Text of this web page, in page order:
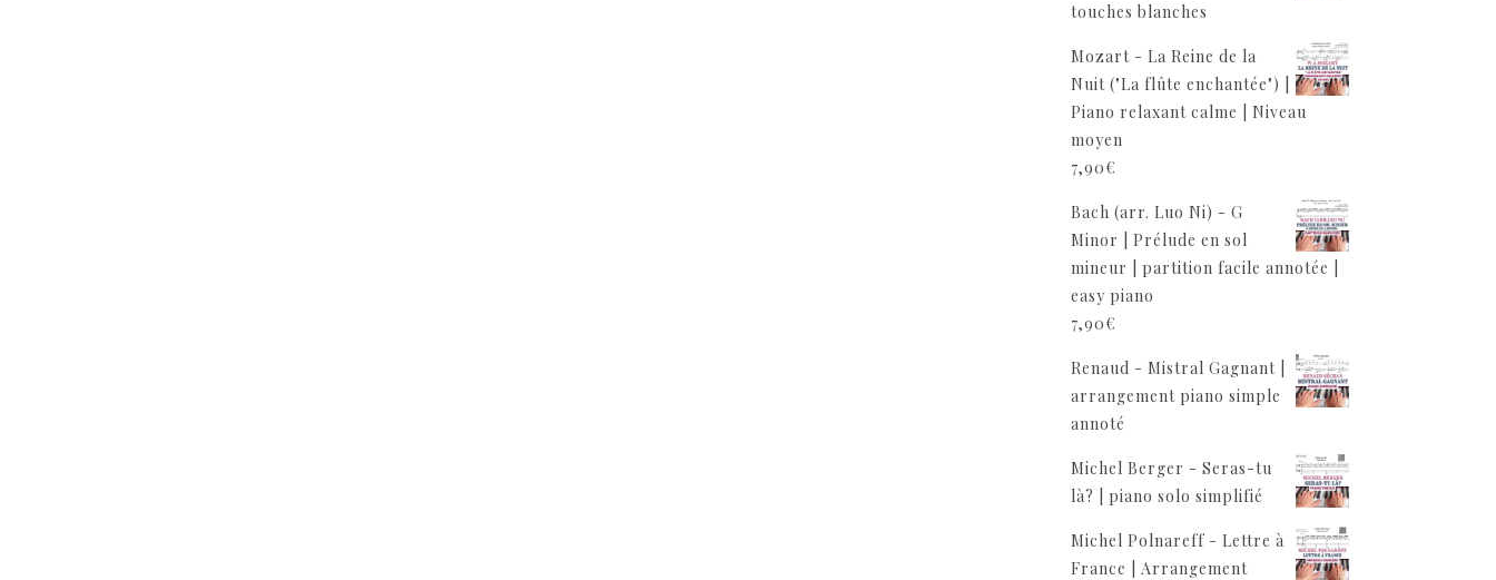
touches blanches
Mozart - La Reine de la
Nuit ("La flûte enchantée") |
Piano relaxant calme | Niveau
moyen
7,90€
Bach (arr. Luo Ni) - G
Minor | Prélude en sol
mineur | partition facile annotée |
easy piano
7,90€
Renaud - Mistral Gagnant |
arrangement piano simple
annoté
Michel Berger - Seras-tu
là? | piano solo simplifié
Michel Polnareff - Lettre à
France | Arrangement